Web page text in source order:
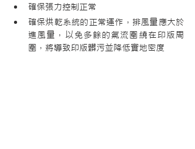
確保張力控制正常
確保烘乾系統的正常運作，排風量應大於
進風量，以免多餘的氣流圍繞在印版周
圍，將導致印版髒污並降低實地密度